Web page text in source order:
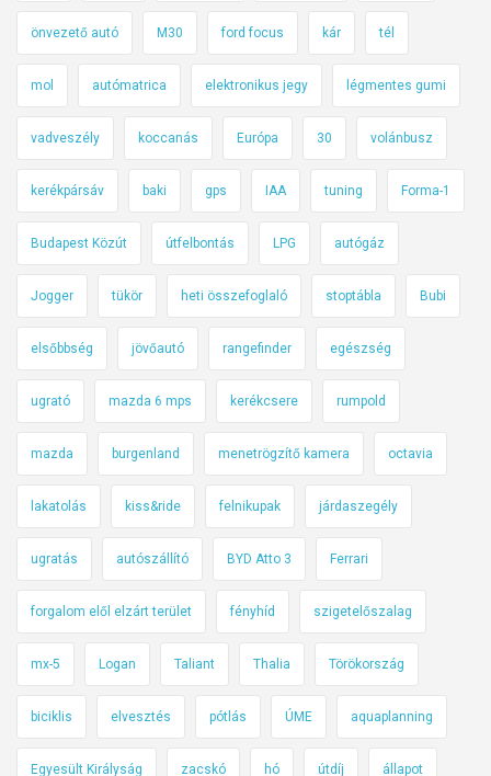
önvezető autó M30 ford focus kár tél
mol autómatrica elektronikus jegy légmentes gumi
vadveszély koccanás Európa 30 volánbusz
kerékpársáv baki gps IAA tuning Forma-1
Budapest Közút útfelbontás LPG autógáz
Jogger tükör heti összefoglaló stoptábla Bubi
elsőbbség jövőautó rangefinder egészség
ugrató mazda 6 mps kerékcsere rumpold
mazda burgenland menetrögzítő kamera octavia
lakatolás kiss&ride felnikupak járdaszegély
ugratás autószállító BYD Atto 3 Ferrari
forgalom elől elzárt terület fényhíd szigetelőszalag
mx-5 Logan Taliant Thalia Törökország
biciklis elvesztés pótlás ÚME aquaplanning
Egyesült Királyság zacskó hó útdíj állapot